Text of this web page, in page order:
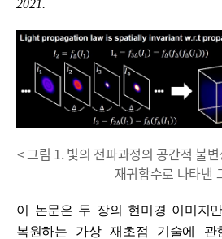
2021.
< 그림 1. 빛의 전파과정의 공간적 불
재귀함수로 나타낸
이 논문은 두 장의 현미경 이미지
복원하는 가상 재초점 기술에 관